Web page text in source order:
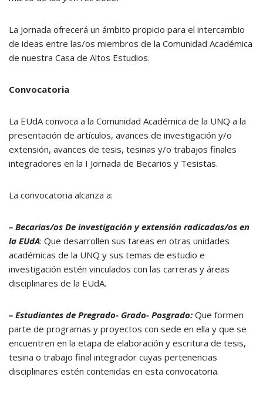
La Jornada ofrecerá un ámbito propicio para el intercambio
de ideas entre las/os miembros de la Comunidad Académica
de nuestra Casa de Altos Estudios.
Convocatoria
La EUdA convoca a la Comunidad Académica de la UNQ a la
presentación de artículos, avances de investigación y/o
extensión, avances de tesis, tesinas y/o trabajos finales
integradores en la I Jornada de Becarios y Tesistas.
La convocatoria alcanza a:
– Becarias/os De investigación y extensión radicadas/os en
la EUdA: Que desarrollen sus tareas en otras unidades
académicas de la UNQ y sus temas de estudio e
investigación estén vinculados con las carreras y áreas
disciplinares de la EUdA.
– Estudiantes de Pregrado- Grado- Posgrado: Que formen
parte de programas y proyectos con sede en ella y que se
encuentren en la etapa de elaboración y escritura de tesis,
tesina o trabajo final integrador cuyas pertenencias
disciplinares estén contenidas en esta convocatoria.